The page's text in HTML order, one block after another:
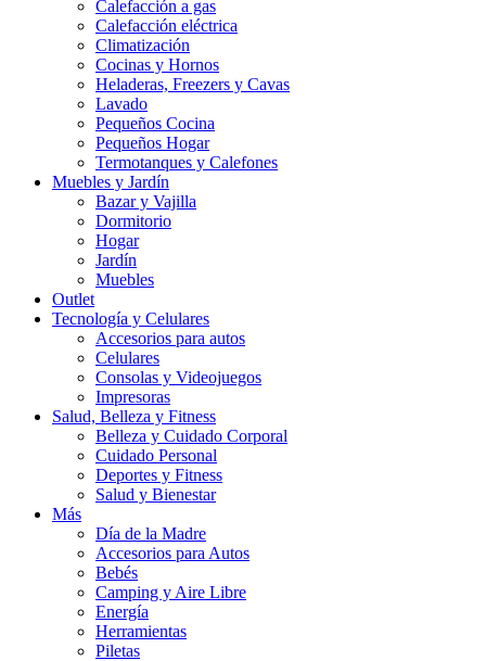
Calefacción a gas
Calefacción eléctrica
Climatización
Cocinas y Hornos
Heladeras, Freezers y Cavas
Lavado
Pequeños Cocina
Pequeños Hogar
Termotanques y Calefones
Muebles y Jardín
Bazar y Vajilla
Dormitorio
Hogar
Jardín
Muebles
Outlet
Tecnología y Celulares
Accesorios para autos
Celulares
Consolas y Videojuegos
Impresoras
Salud, Belleza y Fitness
Belleza y Cuidado Corporal
Cuidado Personal
Deportes y Fitness
Salud y Bienestar
Más
Día de la Madre
Accesorios para Autos
Bebés
Camping y Aire Libre
Energía
Herramientas
Piletas